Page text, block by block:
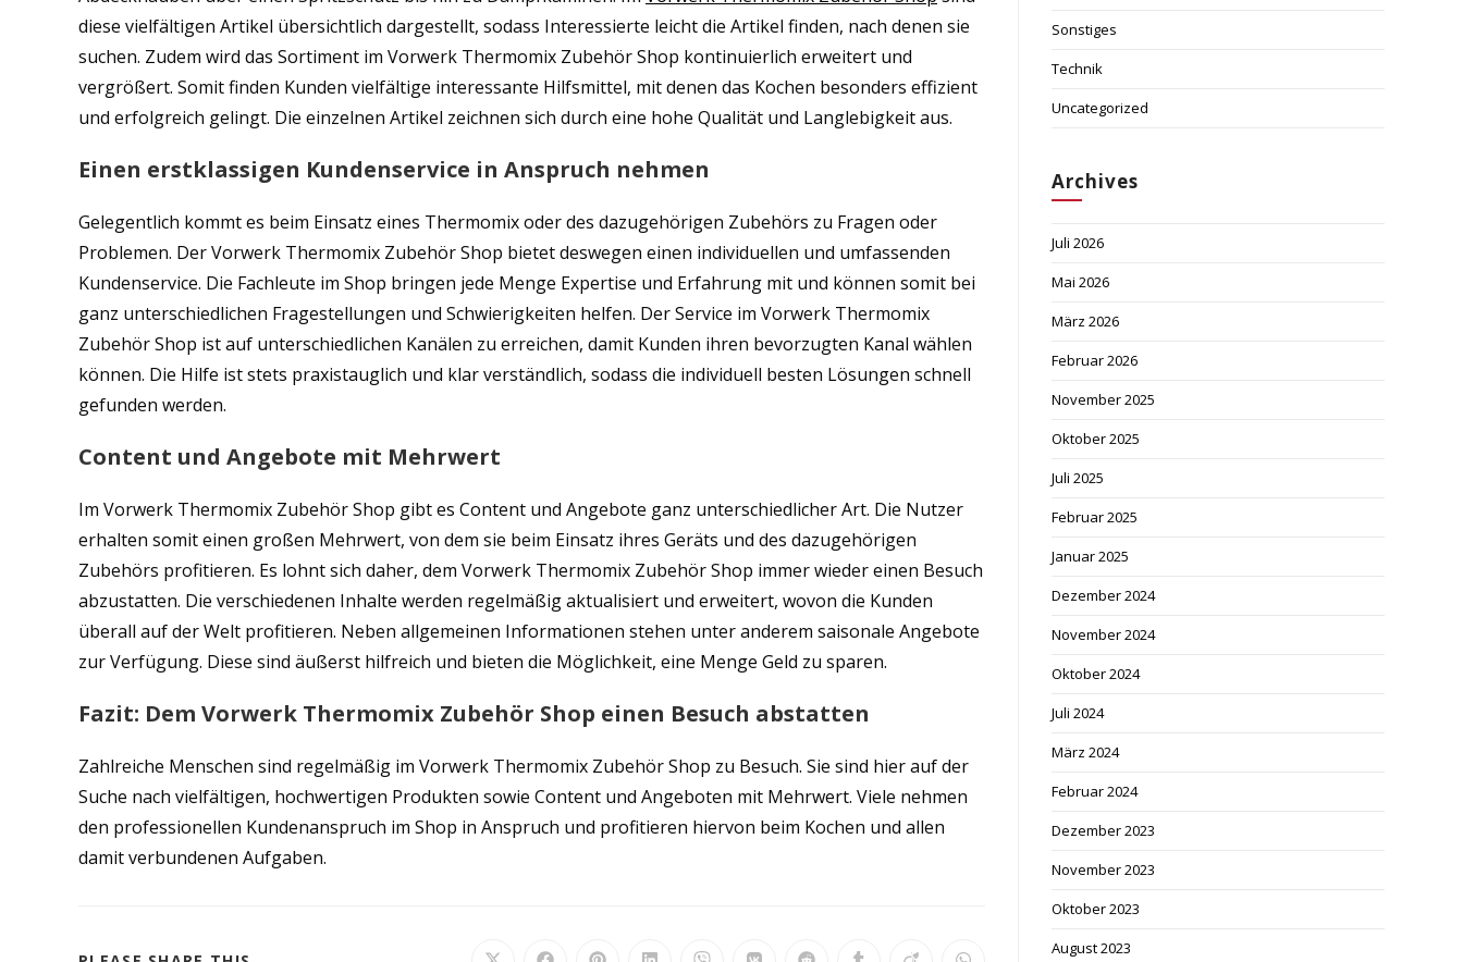
diese vielfältigen Artikel übersichtlich dargestellt, sodass Interessierte leicht die Artikel finden, nach denen sie
suchen. Zudem wird das Sortiment im Vorwerk Thermomix Zubehör Shop kontinuierlich erweitert und
vergrößert. Somit finden Kunden vielfältige interessante Hilfsmittel, mit denen das Kochen besonders effizient
und erfolgreich gelingt. Die einzelnen Artikel zeichnen sich durch eine hohe Qualität und Langlebigkeit aus.
Einen erstklassigen Kundenservice in Anspruch nehmen
Gelegentlich kommt es beim Einsatz eines Thermomix oder des dazugehörigen Zubehörs zu Fragen oder
Problemen. Der Vorwerk Thermomix Zubehör Shop bietet deswegen einen individuellen und umfassenden
Kundenservice. Die Fachleute im Shop bringen jede Menge Expertise und Erfahrung mit und können somit bei
ganz unterschiedlichen Fragestellungen und Schwierigkeiten helfen. Der Service im Vorwerk Thermomix
Zubehör Shop ist auf unterschiedlichen Kanälen zu erreichen, damit Kunden ihren bevorzugten Kanal wählen
können. Die Hilfe ist stets praxistauglich und klar verständlich, sodass die individuell besten Lösungen schnell
gefunden werden.
Content und Angebote mit Mehrwert
Im Vorwerk Thermomix Zubehör Shop gibt es Content und Angebote ganz unterschiedlicher Art. Die Nutzer
erhalten somit einen großen Mehrwert, von dem sie beim Einsatz ihres Geräts und des dazugehörigen
Zubehörs profitieren. Es lohnt sich daher, dem Vorwerk Thermomix Zubehör Shop immer wieder einen Besuch
abzustatten. Die verschiedenen Inhalte werden regelmäßig aktualisiert und erweitert, wovon die Kunden
überall auf der Welt profitieren. Neben allgemeinen Informationen stehen unter anderem saisonale Angebote
zur Verfügung. Diese sind äußerst hilfreich und bieten die Möglichkeit, eine Menge Geld zu sparen.
Fazit: Dem Vorwerk Thermomix Zubehör Shop einen Besuch abstatten
Zahlreiche Menschen sind regelmäßig im Vorwerk Thermomix Zubehör Shop zu Besuch. Sie sind hier auf der
Suche nach vielfältigen, hochwertigen Produkten sowie Content und Angeboten mit Mehrwert. Viele nehmen
den professionellen Kundenanspruch im Shop in Anspruch und profitieren hiervon beim Kochen und allen
damit verbundenen Aufgaben.
Sonstiges
Technik
Uncategorized
Archives
Juli 2026
Mai 2026
März 2026
Februar 2026
November 2025
Oktober 2025
Juli 2025
Februar 2025
Januar 2025
Dezember 2024
November 2024
Oktober 2024
Juli 2024
März 2024
Februar 2024
Dezember 2023
November 2023
Oktober 2023
August 2023